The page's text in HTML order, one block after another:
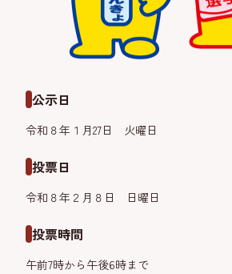
公示日
令和８年１月27日 火曜日
投票日
令和８年２月８日 日曜日
投票時間
午前7時から午後6時まで